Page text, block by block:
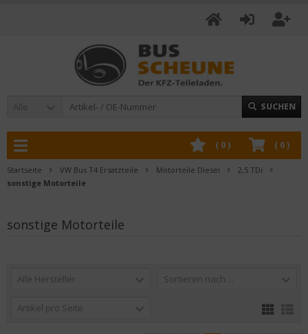
Alle SUCHEN
( 0)
( 0)
Startseite VW Bus T4 Ersatzteile Motorteile Diesel
2,5 TDi
sonstige Motorteile
sonstige Motorteile
Alle Hersteller Sortieren nach ...
Artikel pro Seite